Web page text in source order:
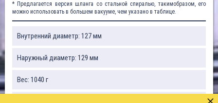
* Предлагается версия шланга со стальной спиралью, такимобразом, его
можно использовать в большем вакууме, чем указано в таблице.
Внутренний диаметр: 127 мм
Наружный диаметр: 129 мм
Вес: 1040 г